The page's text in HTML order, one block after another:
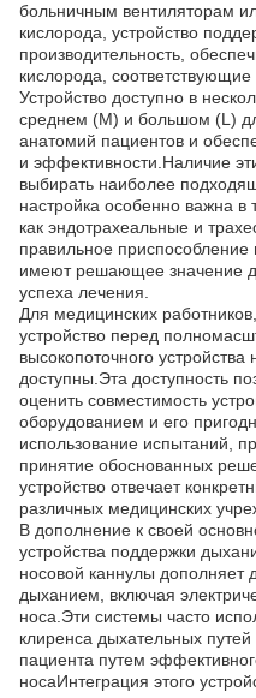
больничным вентиляторам
кислорода, устройство
производительность,
кислорода,
Устройство доступно в
среднем (M) и большом (L)
анатомий пациентов и
и эффективности.Наличие
выбирать наиболее
настройка особенно важна в
как эндотрахеальные и
правильное
имеют решающее значение
успеха лечения.
Для медицинских
устройство перед
высокопоточного
доступны.Эта доступность
оценить совместимость
оборудованием и его
использование испытаний,
принятие обоснованных
устройство отвечает
различных медицинских
В дополнение к своей
устройства поддержки
носовой каннулы дополняет
дыханием, включая
носа.Эти системы часто
клиренса дыхательных
пациента путем
носаИнтеграция этого